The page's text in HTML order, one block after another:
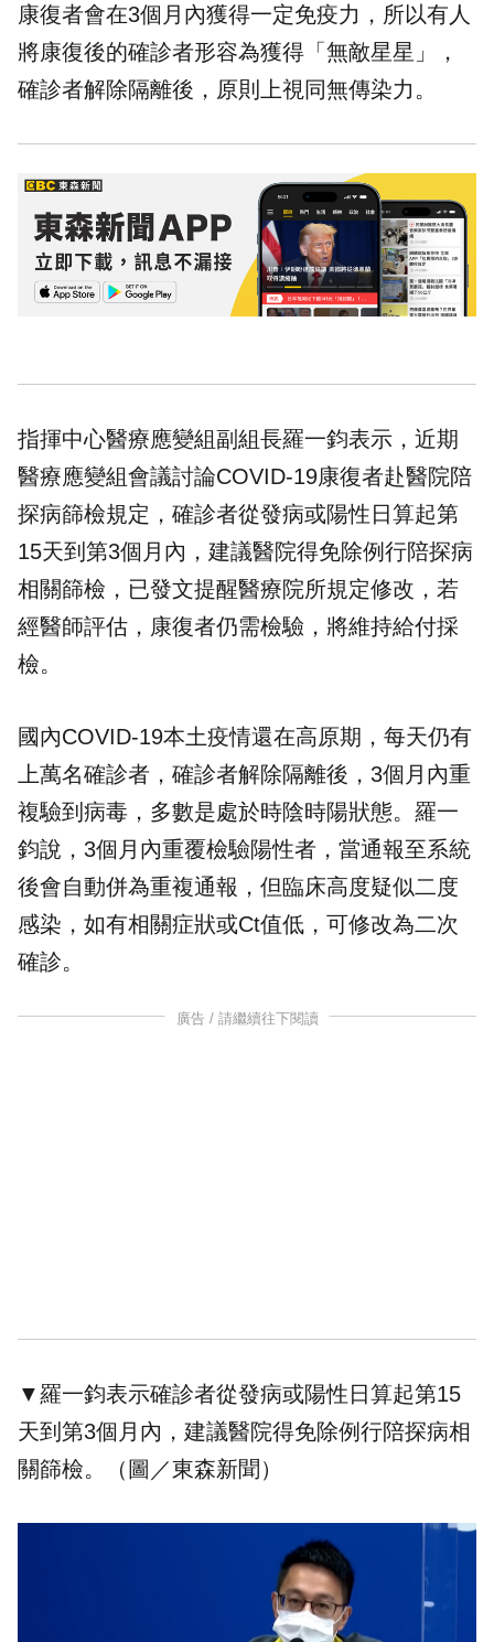
康復者會在3個月內獲得一定免疫力，所以有人
將康復後的確診者形容為獲得「無敵星星」，
確診者解除隔離後，原則上視同無傳染力。
指揮中心醫療應變組副組長羅一鈞表示，近期
醫療應變組會議討論COVID-19康復者赴醫院陪
探病篩檢規定，確診者從發病或陽性日算起第
15天到第3個月內，建議醫院得免除例行陪探病
相關篩檢，已發文提醒醫療院所規定修改，若
經醫師評估，康復者仍需檢驗，將維持給付採
檢。
國內COVID-19本土疫情還在高原期，每天仍有
上萬名確診者，確診者解除隔離後，3個月內重
複驗到病毒，多數是處於時陰時陽狀態。羅一
鈞說，3個月內重覆檢驗陽性者，當通報至系統
後會自動併為重複通報，但臨床高度疑似二度
感染，如有相關症狀或Ct值低，可修改為二次
確診。
廣告 / 請繼續往下閱讀
▼羅一鈞表示確診者從發病或陽性日算起第15
天到第3個月內，建議醫院得免除例行陪探病相
關篩檢。（圖／東森新聞）